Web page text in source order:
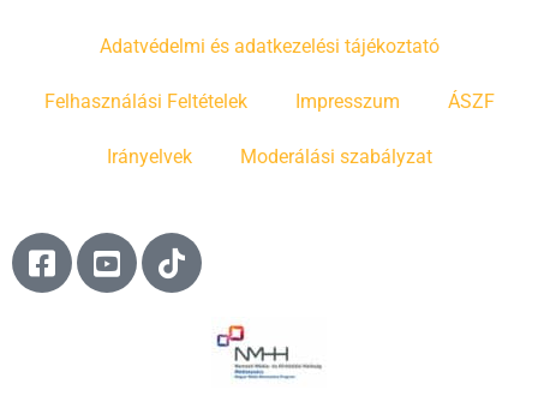
Adatvédelmi és adatkezelési tájékoztató
Felhasználási Feltételek Impresszum ÁSZF
Irányelvek Moderálási szabályzat
F
a
Y
o
T
i